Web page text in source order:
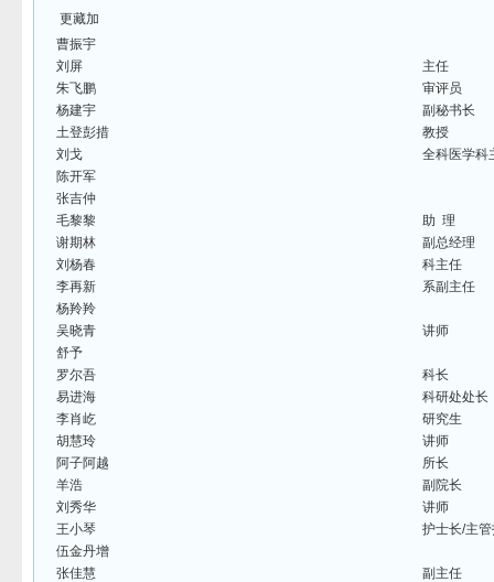
更藏加
曹振宇
刘屏
主任
朱飞鹏
审评员
杨建宇
副秘书长
土登彭措
教授
刘戈
全科医学科
陈开军
张吉仲
毛黎黎
助 理
谢期林
副总经理
刘杨春
科主任
李再新
系副主任
杨羚羚
吴晓青
讲师
舒予
罗尔吾
科长
易进海
科研处处长
李肖屹
研究生
胡慧玲
讲师
阿子阿越
所长
羊浩
副院长
刘秀华
讲师
王小琴
护士长/主
伍金丹增
张佳慧
副主任